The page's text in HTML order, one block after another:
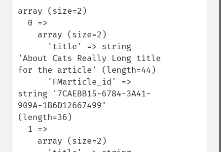
array (size=2)
'About Cats Really Long title
for the article' (length=44)
string '7CAEBB15-6784-3A41-
909A-1B6D12667499'
(length=36)